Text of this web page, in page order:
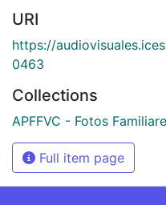
URI
https://
0463
Collections
APFFVC - Fotos
Full item page